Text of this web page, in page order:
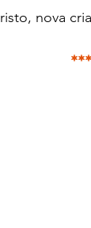
nova
***